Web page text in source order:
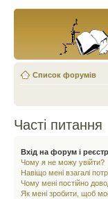
Список форумів
Часті питання
Вхід на форум і
Чому я не можу увійти?
Навіщо мені взагалі
Чому мені постійно
Як мені зробити, щоб